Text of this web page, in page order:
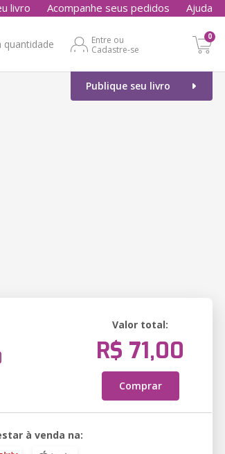
livro Acompanhe seus pedidos Ajuda
quantidade
Entre ou
Cadastre-se
0
Publique seu livro
Valor total:
R$ 71,00
Comprar
à venda na: